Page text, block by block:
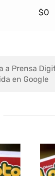
$0
a Prensa
en Google